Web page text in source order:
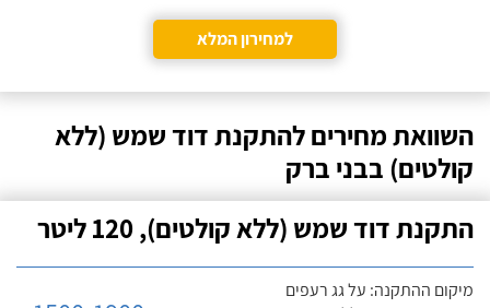
למחירון המלא
השוואת מחירים להתקנת דוד שמש (ללא
קולטים) בבני ברק
התקנת דוד שמש (ללא קולטים), 120 ליטר
מיקום ההתקנה: על גג רעפים